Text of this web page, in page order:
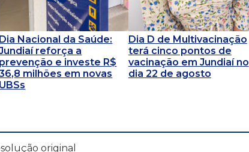
Dia Nacional da Saúde:
reforça a
prevenção e investe R$
milhões em novas
UBSs
Dia D de Multivacinação
terá cinco pontos de
vacinação em Jundiaí no
dia 22 de agosto
original